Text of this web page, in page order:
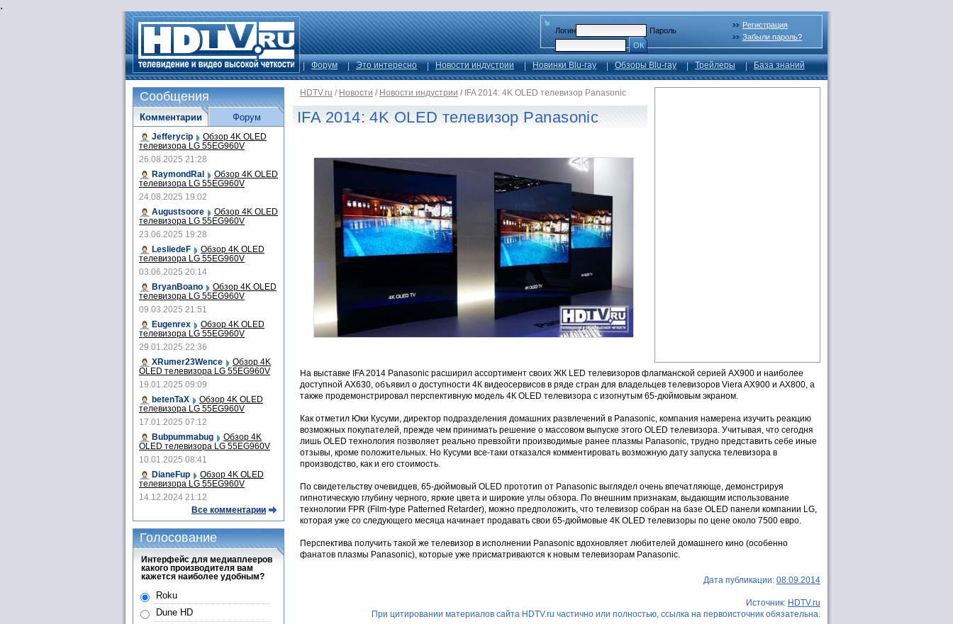
.
Логин
Пароль
ОК
Регистрация
Забыли пароль?
Форум Это интересно Новости индустрии Новинки Blu-ray Обзоры Blu-ray Трейлеры База знаний
HDTV.ru / Новости / Новости индустрии / IFA 2014: 4K OLED телевизор Panasonic
IFA 2014: 4K OLED телевизор Panasonic
На выставке IFA 2014 Panasonic расширил ассортимент своих ЖК LED телевизоров флагманской серией AX900 и наиболее
доступной AX630, объявил о доступности 4К видеосервисов в ряде стран для владельцев телевизоров Viera AX900 и AX800, а
также продемонстрировал перспективную модель 4К OLED телевизора с изогнутым 65-дюймовым экраном.
Как отметил Юки Кусуми, директор подразделения домашних развлечений в Panasonic, компания намерена изучить реакцию
возможных покупателей, прежде чем принимать решение о массовом выпуске этого OLED телевизора. Учитывая, что сегодня
лишь OLED технология позволяет реально превзойти производимые ранее плазмы Panasonic, трудно представить себе иные
отзывы, кроме положительных. Но Кусуми все-таки отказался комментировать возможную дату запуска телевизора в
производство, как и его стоимость.
По свидетельству очевидцев, 65-дюймовый OLED прототип от Panasonic выглядел очень впечатляюще, демонстрируя
гипнотическую глубину черного, яркие цвета и широкие углы обзора. По внешним признакам, выдающим использование
технологии FPR (Film-type Patterned Retarder), можно предположить, что телевизор собран на базе OLED панели компании LG,
которая уже со следующего месяца начинает продавать свои 65-дюймовые 4К OLED телевизоры по цене около 7500 евро.
Перспектива получить такой же телевизор в исполнении Panasonic вдохновляет любителей домашнего кино (особенно
фанатов плазмы Panasonic), которые уже присматриваются к новым телевизорам Panasonic.
Дата публикации: 08.09.2014
Источник: HDTV.ru
При цитировании материалов сайта HDTV.ru частично или полностью, ссылка на первоисточник обязательна.
Сообщения
Комментарии
Jefferycip Обзор 4K OLED
телевизора LG 55EG960V
26.08.2025 21:28
RaymondRal
Обзор 4K OLED
телевизора LG 55EG960V
24.08.2025 19:02
Augustsoore
Обзор 4K OLED
телевизора LG 55EG960V
23.06.2025 19:28
LesliedeF
Обзор 4K OLED
телевизора LG 55EG960V
03.06.2025 20:14
BryanBoano
Обзор 4K OLED
телевизора LG 55EG960V
09.03.2025 21:51
Eugenrex
Обзор 4K OLED
телевизора LG 55EG960V
29.01.2025 22:36
XRumer23Wence
Обзор 4K
OLED телевизора LG 55EG960V
19.01.2025 09:09
betenTaX
Обзор 4K OLED
телевизора LG 55EG960V
17.01.2025 07:12
Bubpummabug
Обзор 4K
OLED телевизора LG 55EG960V
10.01.2025 08:41
DianeFup
Обзор 4K OLED
телевизора LG 55EG960V
14.12.2024 21:12
Все комментарии
Форум
Голосование
Интерфейс для медиаплееров
какого производителя вам
кажется наиболее удобным?
Roku
Dune HD